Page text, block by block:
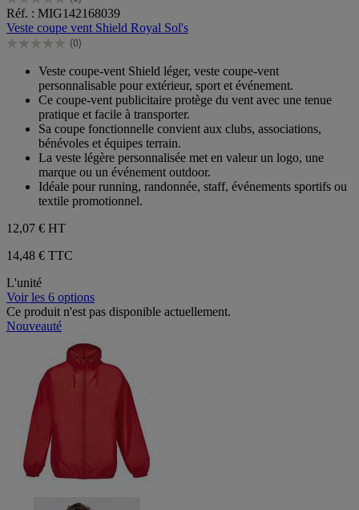
0.0
sur
5
étoiles.
Réf. : MIG142168039
Veste coupe vent Shield Royal Sol's
(0)
0.0
étoiles.
Veste coupe-vent Shield léger, veste coupe-vent
personnalisable pour extérieur, sport et événement.
Ce coupe-vent publicitaire protège du vent avec une tenue
pratique et facile à transporter.
Sa coupe fonctionnelle convient aux clubs, associations,
bénévoles et équipes terrain.
La veste légère personnalisée met en valeur un logo, une
marque ou un événement outdoor.
Idéale pour running, randonnée, staff, événements sportifs ou
textile promotionnel.
12,07 € HT
14,48 € TTC
L'unité
Voir les 6 options
Ce produit n'est pas disponible actuellement.
Nouveauté